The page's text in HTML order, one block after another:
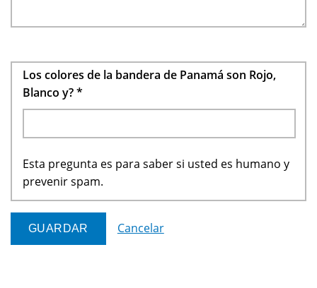
Los colores de la bandera de Panamá son Rojo,
Blanco y?*
Esta pregunta es para saber si usted es humano y
prevenir spam.
Cancelar